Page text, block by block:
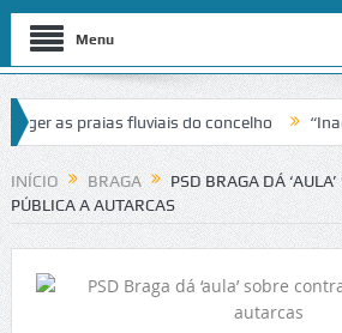
Menu
as praias fluviais do concelho
de trânsito no IC2 em Alcobaça
INÍCIO BRAGA
PSD BRAGA DÁ
PÚBLICA A AUTARCAS